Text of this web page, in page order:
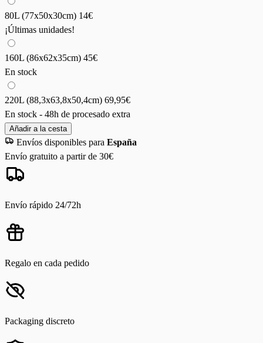
80L (77x50x30cm) 14€
¡Últimas unidades!
160L (86x62x35cm) 45€
En stock
220L (88,3x63,8x50,4cm) 69,95€
En stock - 48h de procesado extra
Añadir a la cesta
Envíos disponibles para España
Envío gratuito a partir de 30€
Envío rápido 24/72h
Regalo en cada pedido
Packaging discreto